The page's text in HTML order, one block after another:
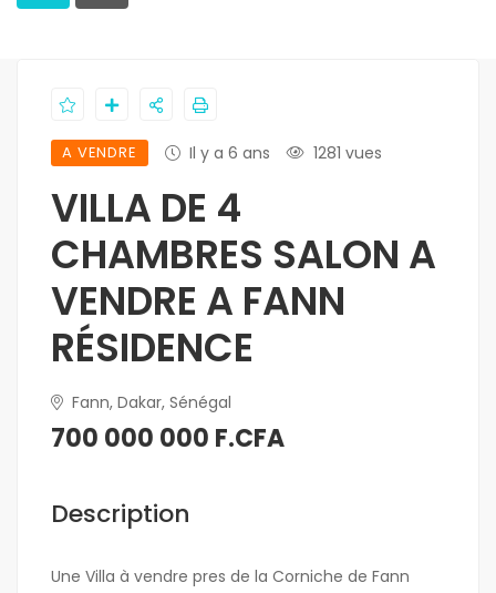
A VENDRE Il y a 6 ans 1281 vues
VILLA DE 4
CHAMBRES SALON A
VENDRE A FANN
RÉSIDENCE
Fann, Dakar, Sénégal
700 000 000 F.CFA
Description
Une Villa à vendre pres de la Corniche de Fann